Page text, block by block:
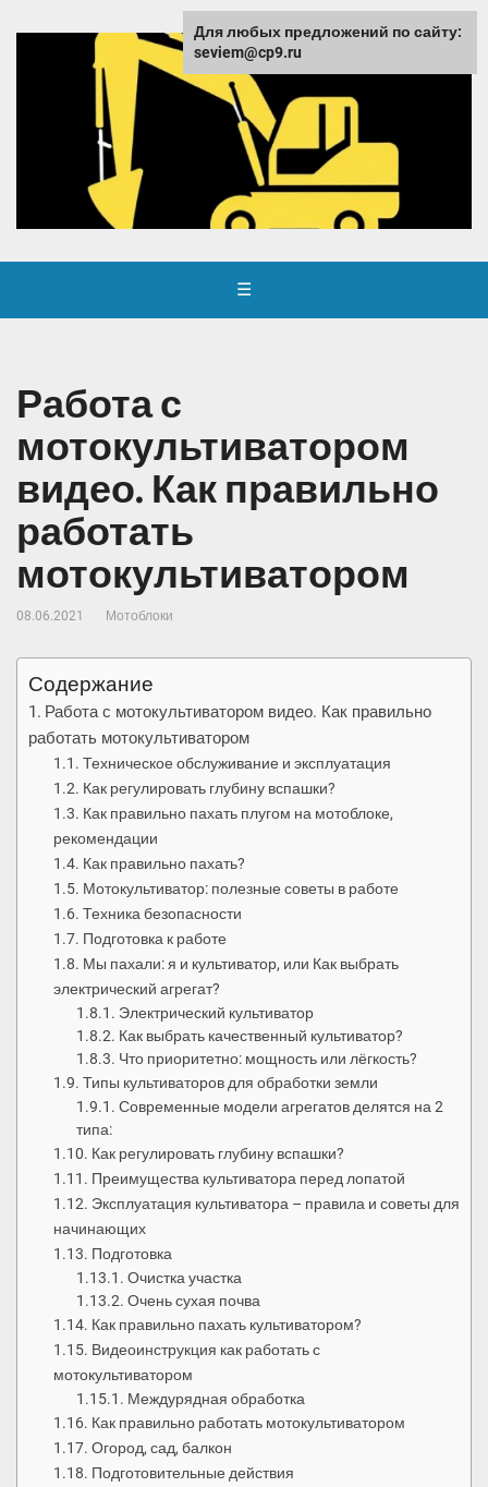
☰
Работа с
мотокультиватором
видео. Как правильно
работать
мотокультиватором
08.06.2021 Мотоблоки
Содержание
Работа с мотокультиватором видео. Как правильно
работать мотокультиватором
Техническое обслуживание и эксплуатация
Как регулировать глубину вспашки?
Как правильно пахать плугом на мотоблоке,
рекомендации
Как правильно пахать?
Мотокультиватор: полезные советы в работе
Техника безопасности
Подготовка к работе
Мы пахали: я и культиватор, или Как выбрать
электрический агрегат?
Электрический культиватор
Как выбрать качественный культиватор?
Что приоритетно: мощность или лёгкость?
Типы культиваторов для обработки земли
Современные модели агрегатов делятся на 2
типа:
Как регулировать глубину вспашки?
Преимущества культиватора перед лопатой
Эксплуатация культиватора – правила и советы для
начинающих
Подготовка
Очистка участка
Очень сухая почва
Как правильно пахать культиватором?
Видеоинструкция как работать с
мотокультиватором
Междурядная обработка
Как правильно работать мотокультиватором
Огород, сад, балкон
Подготовительные действия
Для любых предложений по сайту:
seviem@cp9.ru